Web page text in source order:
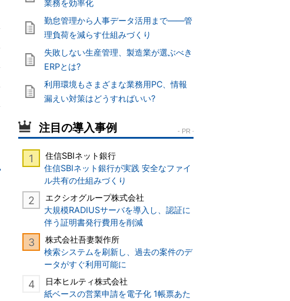
業務を効率化
勤怠管理から人事データ活用まで――管
理負荷を減らす仕組みづくり
失敗しない生産管理、製造業が選ぶべき
ERPとは?
利用環境もさまざまな業務用PC、情報
漏えい対策はどうすればいい?